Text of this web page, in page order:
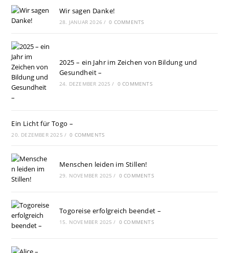
Wir sagen Danke!
28. JANUAR 2026 / 0 COMMENTS
2025 – ein Jahr im Zeichen von Bildung und
Gesundheit –
24. DEZEMBER 2025 / 0 COMMENTS
Ein Licht für Togo –
20. DEZEMBER 2025 / 0 COMMENTS
Menschen leiden im Stillen!
29. NOVEMBER 2025 / 0 COMMENTS
Togoreise erfolgreich beendet –
15. NOVEMBER 2025 / 0 COMMENTS